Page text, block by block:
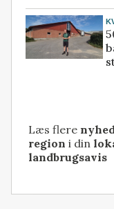
Læs flere
region i din
landbrugsavis